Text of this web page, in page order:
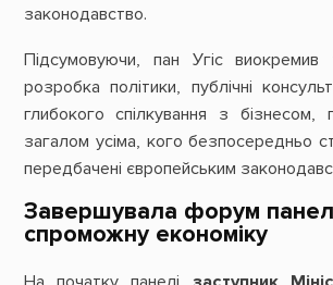
законодавство.
Підсумовуючи, пан Угіс виокремив
розробка політики, публічні
глибокого спілкування з бізнесом,
загалом усіма, кого безпосередньо
передбачені європейським
Завершувала форум
спроможну економіку